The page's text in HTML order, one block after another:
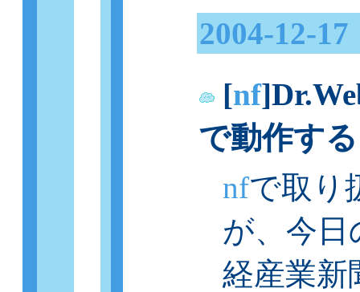
2004-12-17
[nf
で動作す
nfで取り
が、今日
経産業新